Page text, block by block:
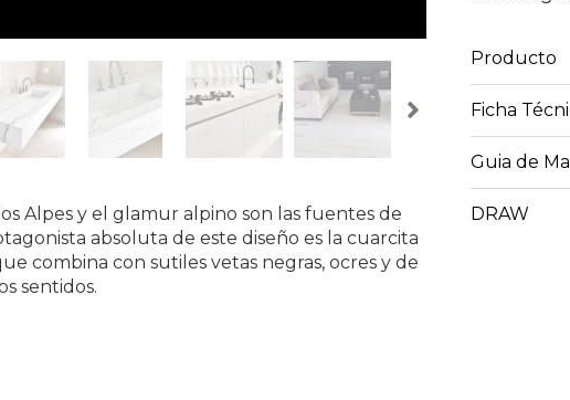
Alpes y el glamur alpino son las fuentes de
absoluta de este diseño es la cuarcita
combina con sutiles vetas negras, ocres y de
sentidos.
Producto
Ficha
Guia de
DRAW